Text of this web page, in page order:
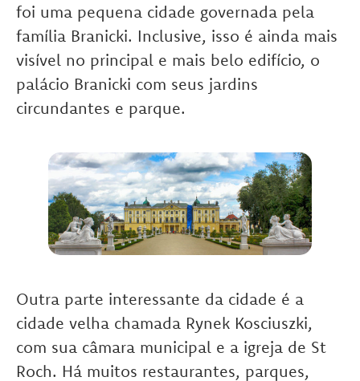
foi uma pequena cidade governada pela
família Branicki. Inclusive, isso é ainda mais
visível no principal e mais belo edifício, o
palácio Branicki com seus jardins
circundantes e parque.
Outra parte interessante da cidade é a
cidade velha chamada Rynek Kosciuszki,
com sua câmara municipal e a igreja de St
Roch. Há muitos restaurantes, parques,